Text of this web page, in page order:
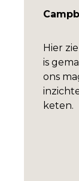
Hier
is
ons
keten.